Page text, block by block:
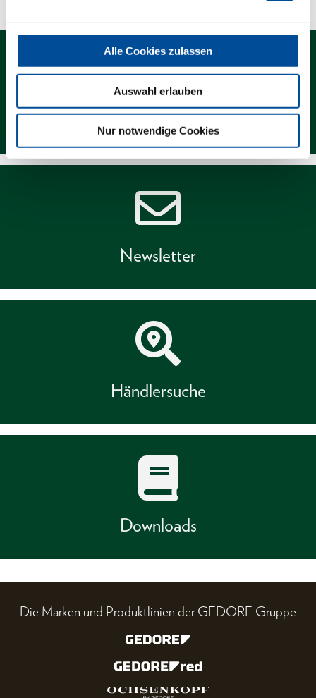
Alle Cookies zulassen
Auswahl erlauben
Nur notwendige Cookies
Kontakt
Newsletter
Händlersuche
Downloads
Die Marken und Produktlinien der GEDORE Gruppe